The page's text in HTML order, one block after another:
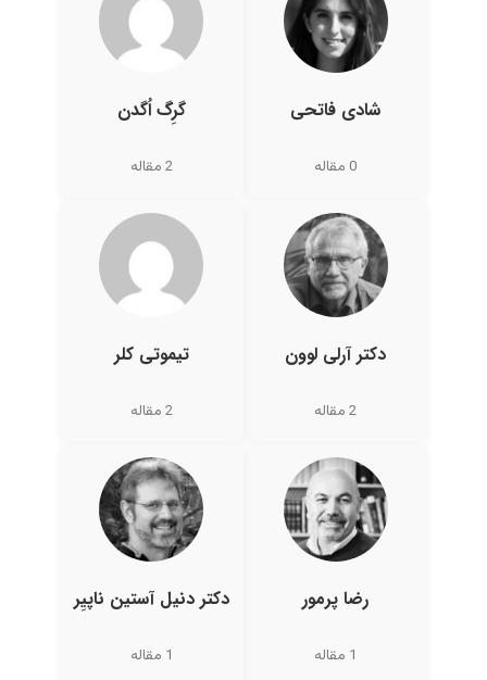
شادی فاتحی
0 مقاله
گرِگ اُگدن
2 مقاله
دکتر آرلی لوون
2 مقاله
تیموتی کلر
2 مقاله
رضا پرمور
1 مقاله
دکتر دنیل آستین ناپیِر
1 مقاله